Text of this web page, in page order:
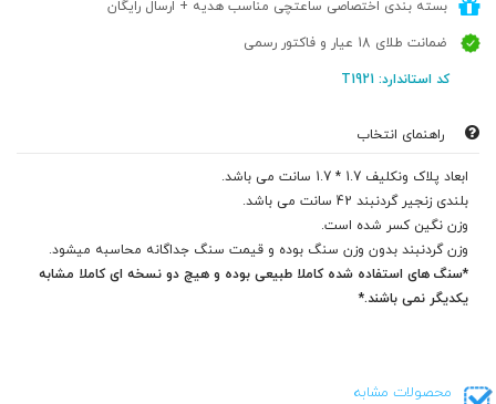
بسته بندی اختصاصی ساعتچی مناسب هدیه + ارسال رایگان
ضمانت طلای 18 عیار و فاکتور رسمی
کد استاندارد: T1921
راهنمای انتخاب
ابعاد پلاک ونکلیف 1.7 * 1.7 سانت می باشد.
بلندی زنجیر گردنبند 42 سانت می باشد.
وزن نگین کسر شده است.
وزن گردنبند بدون وزن سنگ بوده و قیمت سنگ جداگانه محاسبه میشود.
*سنگ های استفاده شده کاملا طبیعی بوده و هیچ دو نسخه ای کاملا مشابه
یکدیگر نمی باشند.*
محصولات مشابه